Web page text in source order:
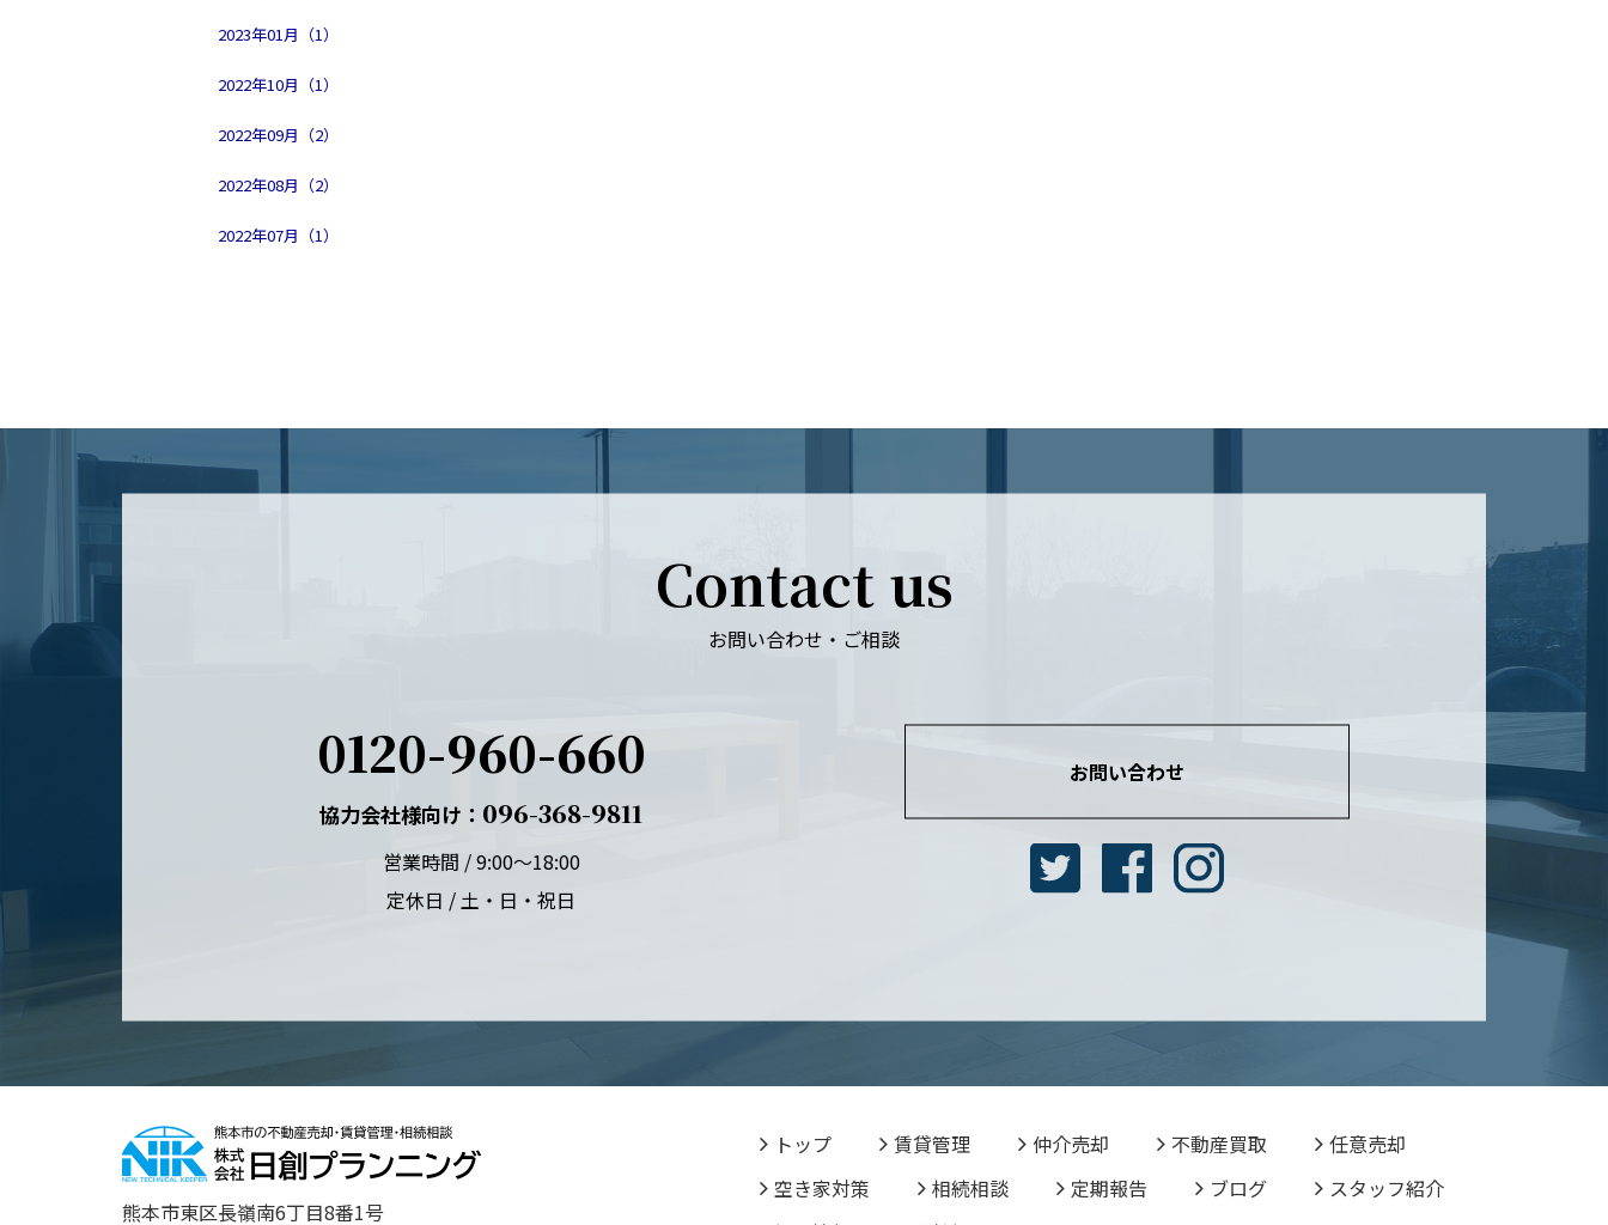
2023年01月（1）
2022年10月（1）
2022年09月（2）
2022年08月（2）
2022年07月（1）
Contact us
お問い合わせ・ご相談
0120-960-660
協力会社様向け： 096-368-9811
営業時間 / 9:00～18:00
定休日 / 土・日・祝日
お問い合わせ
熊本市東区長嶺南6丁目8番1号
トップ 賃貸管理 仲介売却 不動産買取
任意売却
空き家対策
相続相談 定期報告 ブログ
スタッフ紹介